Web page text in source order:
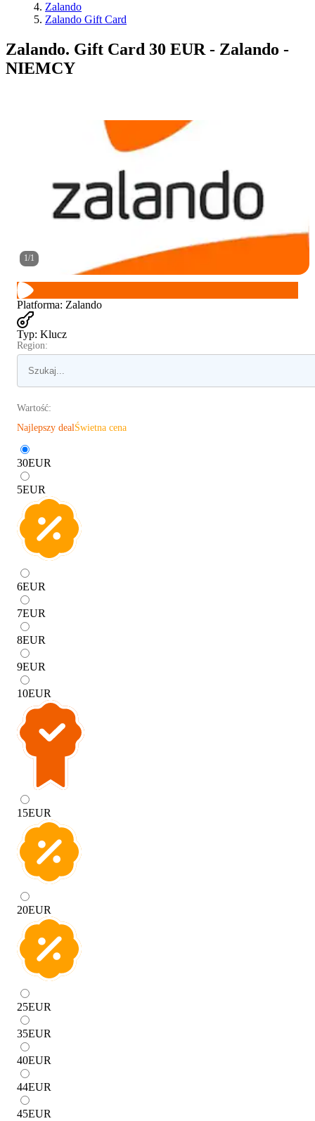
Zalando
Zalando Gift Card
Zalando. Gift Card 30 EUR - Zalando -
NIEMCY
1/1
Platforma: Zalando
Typ: Klucz
Region:
Wartość:
Najlepszy deal Świetna cena
30EUR
5EUR
6EUR
7EUR
8EUR
9EUR
10EUR
15EUR
20EUR
25EUR
35EUR
40EUR
44EUR
45EUR